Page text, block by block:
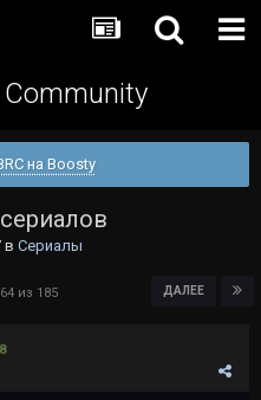
Community
на Boosty
в Сериалы
ДАЛЕЕ
из 185